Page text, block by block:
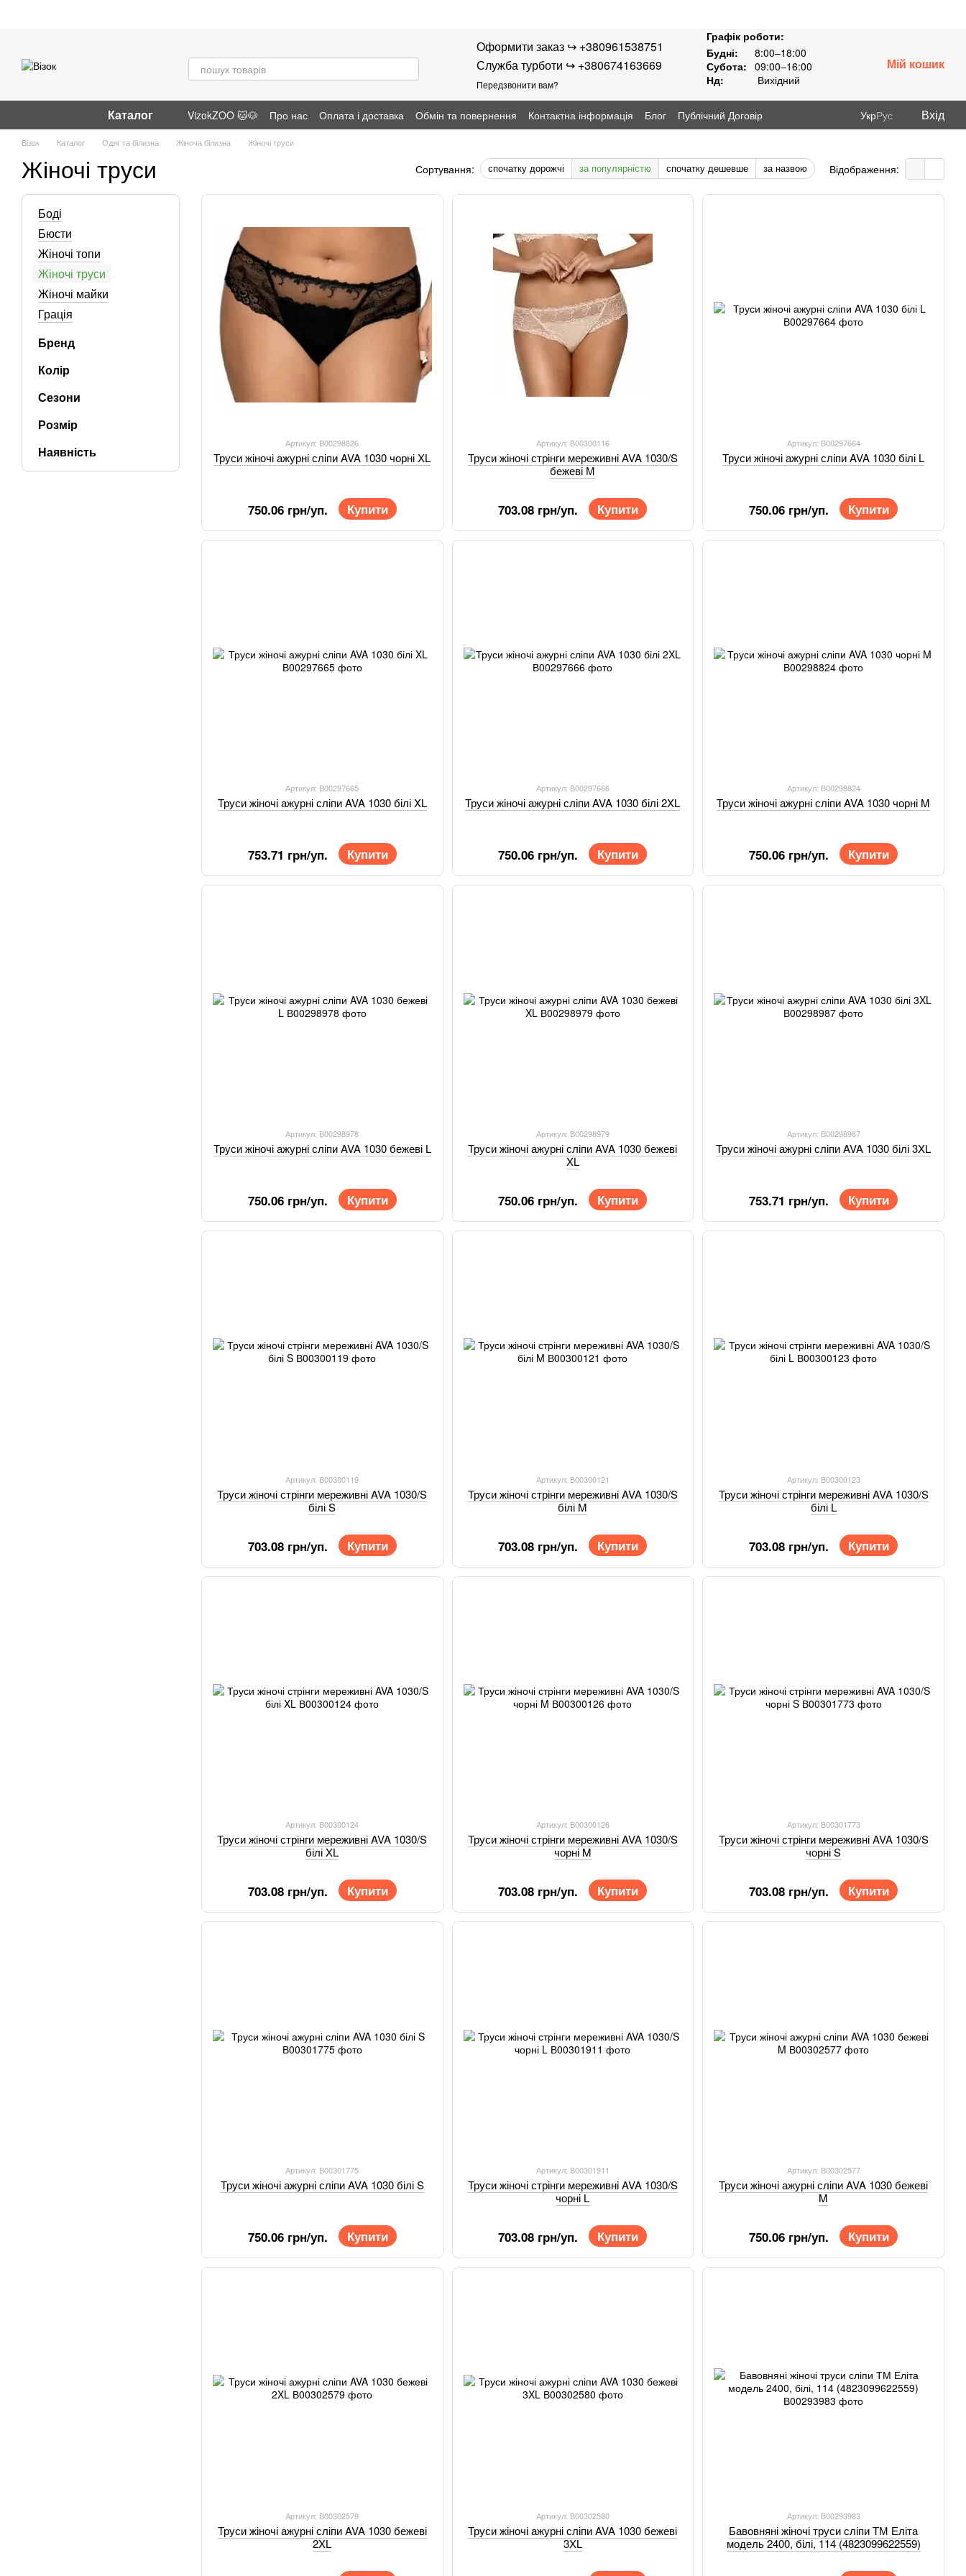
Оформити заказ ↪︎ +380961538751
Служба турботи ↪︎ +380674163669
Передзвонити вам?
Графік роботи:
Будні:
8:00–18:00
Субота: 09:00–16:00
Нд:
Вихідний
Мій кошик
Каталог VizokZOO 🐱🐶 Про нас Оплата і доставка Обмін та повернення Контактна інформація Блог
Публічний Договір
Відгуки про магазин
УкрРус Вхід
Візок Каталог Одяг та білизна Жіноча білизна Жіночі труси
Жіночі труси Сортування: спочатку дорожчі за популярністю спочатку дешевше за назвою Відображення:
Артикул: В00298826
Труси жіночі ажурні сліпи AVA 1030 чорні XL
750.06 грн/уп. Купити
Артикул: В00300116
Труси жіночі стрінги мереживні AVA 1030/S
бежеві М
703.08 грн/уп. Купити
Артикул: В00297664
Труси жіночі ажурні сліпи AVA 1030 білі L
750.06 грн/уп. Купити
Артикул: В00297665
Труси жіночі ажурні сліпи AVA 1030 білі XL
753.71 грн/уп. Купити
Артикул: В00297666
Труси жіночі ажурні сліпи AVA 1030 білі 2XL
750.06 грн/уп. Купити
Артикул: В00298824
Труси жіночі ажурні сліпи AVA 1030 чорні M
750.06 грн/уп. Купити
Артикул: В00298978
Труси жіночі ажурні сліпи AVA 1030 бежеві L
750.06 грн/уп. Купити
Артикул: В00298979
Труси жіночі ажурні сліпи AVA 1030 бежеві
XL
750.06 грн/уп. Купити
Артикул: В00298987
Труси жіночі ажурні сліпи AVA 1030 білі 3XL
753.71 грн/уп. Купити
Артикул: В00300119
Труси жіночі стрінги мереживні AVA 1030/S
білі S
703.08 грн/уп. Купити
Артикул: В00300121
Труси жіночі стрінги мереживні AVA 1030/S
білі M
703.08 грн/уп. Купити
Артикул: В00300123
Труси жіночі стрінги мереживні AVA 1030/S
білі L
703.08 грн/уп. Купити
Артикул: В00300124
Труси жіночі стрінги мереживні AVA 1030/S
білі XL
703.08 грн/уп. Купити
Артикул: В00300126
Труси жіночі стрінги мереживні AVA 1030/S
чорні M
703.08 грн/уп. Купити
Артикул: В00301773
Труси жіночі стрінги мереживні AVA 1030/S
чорні S
703.08 грн/уп. Купити
Артикул: В00301775
Труси жіночі ажурні сліпи AVA 1030 білі S
750.06 грн/уп. Купити
Артикул: В00301911
Труси жіночі стрінги мереживні AVA 1030/S
чорні L
703.08 грн/уп. Купити
Артикул: В00302577
Труси жіночі ажурні сліпи AVA 1030 бежеві
M
750.06 грн/уп. Купити
Артикул: В00302579
Труси жіночі ажурні сліпи AVA 1030 бежеві
2XL
Артикул: В00302580
Труси жіночі ажурні сліпи AVA 1030 бежеві
3XL
Артикул: В00293983
Бавовняні жіночі труси сліпи ТМ Еліта
модель 2400, білі, 114 (4823099622559)
Боді
Бюсти
Жіночі топи
Жіночі труси
Жіночі майки
Грація
Бренд
Колір
Сезони
Розмір
Наявність